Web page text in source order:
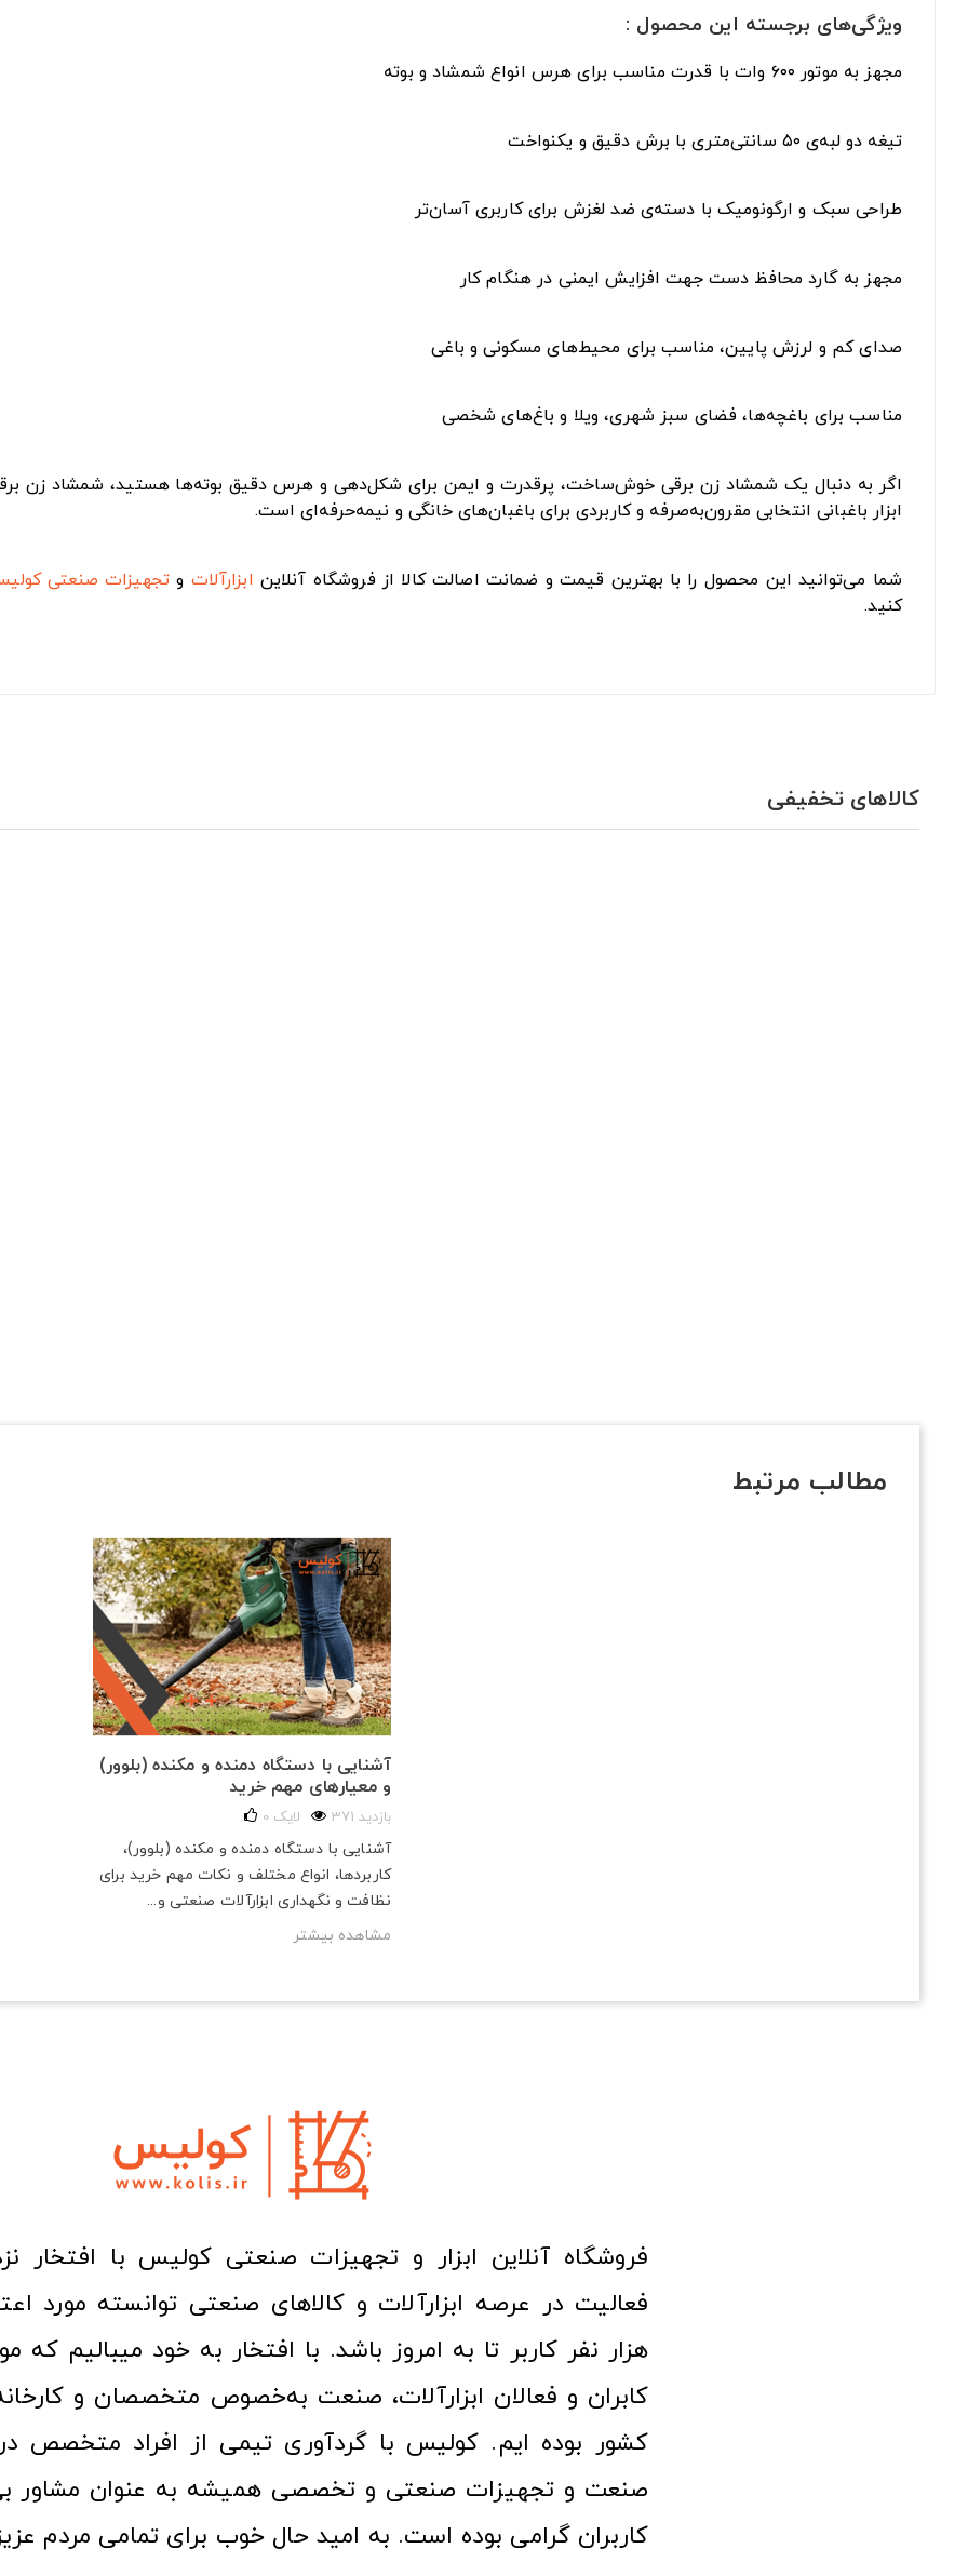
ویژگی‌های برجسته این محصول :
مجهز به موتور ۶۰۰ وات با قدرت مناسب برای هرس انواع شمشاد و بوته
تیغه دو لبه‌ی ۵۰ سانتی‌متری با برش دقیق و یکنواخت
طراحی سبک و ارگونومیک با دسته‌ی ضد لغزش برای کاربری آسان‌تر
مجهز به گارد محافظ دست جهت افزایش ایمنی در هنگام کار
صدای کم و لرزش پایین، مناسب برای محیط‌های مسکونی و باغی
مناسب برای باغچه‌ها، فضای سبز شهری، ویلا و باغ‌های شخصی
ابزار باغبانی انتخابی مقرون‌به‌صرفه و کاربردی برای باغبان‌های خانگی و نیمه‌حرفه‌ای است.
شما می‌توانید این محصول را با بهترین قیمت و ضمانت اصالت کالا از فروشگاه آنلاین ابزارآلات و تجهیزات صنعتی
کنید.
کالاهای تخفیفی
مطالب مرتبط
آشنایی با دستگاه دمنده و مکنده (بلوور)
و معیارهای مهم خرید
371 بازدید 0 لایک
آشنایی با دستگاه دمنده و مکنده (بلوور)،
کاربردها، انواع مختلف و نکات مهم خرید برای
نظافت و نگهداری ابزارآلات صنعتی و...
مشاهده بیشتر
هزار نفر کاربر تا به امروز باشد. با افتخار به خود میبالیم که
کابران و فعالان ابزارآلات، صنعت به‌خصوص متخصصان و
کشور بوده ایم. کولیس با گردآوری تیمی از افراد متخصص در
صنعت و تجهیزات صنعتی و تخصصی همیشه به عنوان مشاور
کاربران گرامی بوده است. به امید حال خوب برای تمامی مردم